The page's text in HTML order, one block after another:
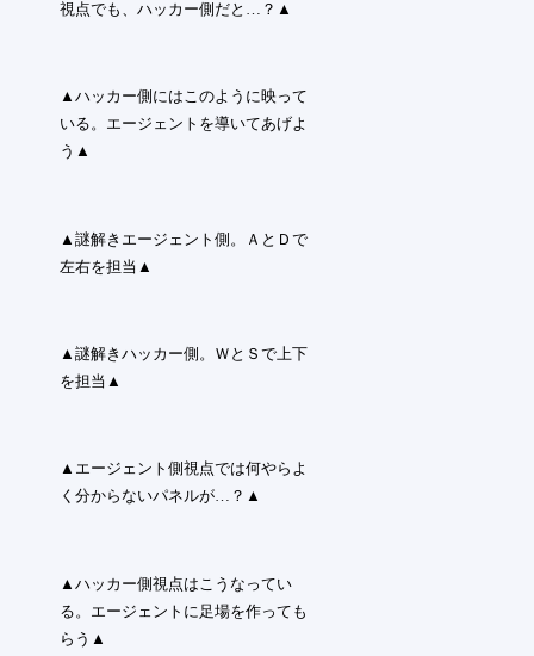
視点でも、ハッカー側だと…？▲
▲ハッカー側にはこのように映って
いる。エージェントを導いてあげよ
う▲
▲謎解きエージェント側。ＡとＤで
左右を担当▲
▲謎解きハッカー側。ＷとＳで上下
を担当▲
▲エージェント側視点では何やらよ
く分からないパネルが…？▲
▲ハッカー側視点はこうなってい
る。エージェントに足場を作っても
らう▲